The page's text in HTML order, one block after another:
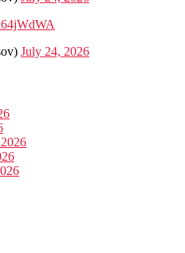
July 24, 2026